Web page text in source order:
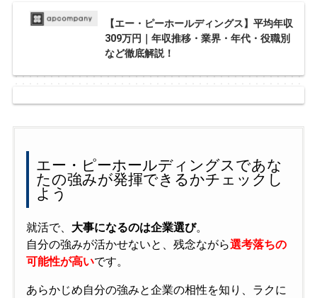
【エー・ピーホールディングス】平均年収
309万円｜年収推移・業界・年代・役職別
など徹底解説！
エー・ピーホールディングスであな
たの強みが発揮できるかチェックし
よう
就活で、 大事になるのは企業選び。
自分の強みが活かせないと、残念ながら選考落ちの
可能性が高いです。
あらかじめ自分の強みと企業の相性を知り、ラクに